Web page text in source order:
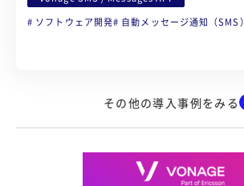
ソフトウェア開発
自動メッセージ通知（SMS）
その他の導入事例をみる